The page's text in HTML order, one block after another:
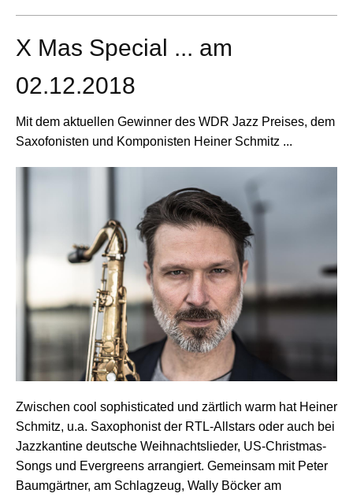
X Mas Special ... am
02.12.2018
Mit dem aktuellen Gewinner des WDR Jazz Preises, dem
Saxofonisten und Komponisten Heiner Schmitz ...
Zwischen cool sophisticated und zärtlich warm hat Heiner
Schmitz, u.a. Saxophonist der RTL-Allstars oder auch bei
Jazzkantine deutsche Weihnachtslieder, US-Christmas-
Songs und Evergreens arrangiert. Gemeinsam mit Peter
Baumgärtner, am Schlagzeug, Wally Böcker am